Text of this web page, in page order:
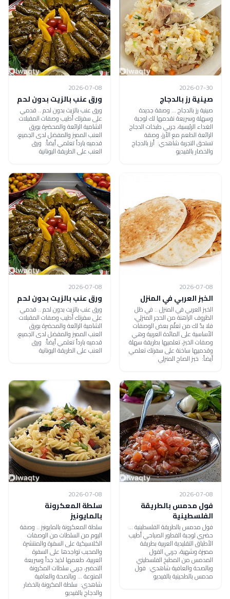
2026-07-30
صينية رز بالدجاج
صينية رز بالدجاج ... وصفة جديدة
وسهلة وسريعة نقدمها لك لوجبة
الغداء الرئيسية، جربي طبخات الدجاج
الرائعة الطعم مع الأرز، وصفة
تستحق التجربة شاهدي: أرز بالدجاج
والخضار بالفيديو
2026-07-08
ورق عنب بالزيت بدون لحم
ورق عنب بالزيت بدون لحم .. قدمي
على سفرتك أطيب وصفات المقبلات
الشامية الرائعة والمحضرة بورق
العنب المميز والمفضل لدى الجميع،
قدميه بارداً تعلمي أيضاً: ورق
العنب على الطريقة اليونانية
2026-07-08
الخبز العربي في المنزل
الخبز العربي في المنزل .. في ظل
الظروف الراهنة من الحجر المنزلي،
فلا بدّ لك من تعلّم بعض الوصفات
الأساسية على المائدة العربية وهي
وصفات الخبز، تعلميها بطريقة سهلة
وقدميها ساخنة على سفرتك تعلمي
أيضاً: خبز الصاج المنزلي
2026-07-08
ورق عنب بالزيت بدون لحم
ورق عنب بالزيت بدون لحم .. قدمي
على سفرتك أطيب وصفات المقبلات
الشامية الرائعة والمحضرة بورق
العنب المميز والمفضل لدى الجميع،
قدميه بارداً تعلمي أيضاً: ورق
العنب على الطريقة اليونانية
2026-07-08
فول مدمس بالطريقة
الفلسطينية
فول مدمس بالطريقة الفلسطينية ...
حضري لوجبة الفطور الصباحي أطيب
الأطباق التقليدية العربية بطريقة
مميزة وشهية، جربي الفول
المدمس من المطبخ الفلسطيني
وبالصحة والعافية شاهدي: فول
مدمس بالطحينية بالفيديو
2026-07-08
سلطة المعكرونة
بالمايونيز
سلطة المعكرونة بالمايونيز .. وصفة
اليوم من السلطات من الوصفات
الكلاسيكية على السفرة والمنتشرة
والمحبب تواجدها على السفرة
العربية، طعمها لذيذ جداً وسريعة
التحضير، جربي سلطات المكرونة
المنوعة ... وبالصحة والعافية
شاهدي: سلطة المكرونة بالخضار
والدجاج بالفيديو